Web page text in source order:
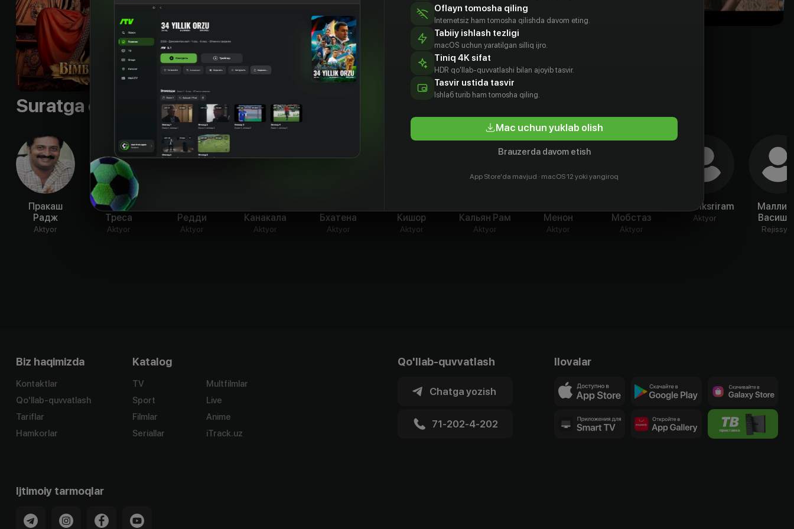
Sifati: HD
Suratga olish guruhi
Пракаш
Радж
Aktyor
Катрин
Треса
Aktyor
Редди
Aktyor
Канакала
Aktyor
Бхатена
Aktyor
Кишор
Aktyor
Кальян Рам
Aktyor
Менон
Aktyor
Мобстаз
Aktyor
Sathviksriram
Aktyor
Rejissyor
Biz haqimizda
Kontaktlar
Qo'llab-quvvatlash
Tariflar
Hamkorlar
Katalog
TV
Sport
Filmlar
Seriallar
Multfilmlar
Live
Anime
iTrack.uz
Qo'llab-quvvatlash
Chatga yozish
71-202-4-202
Ilovalar
Ijtimoiy tarmoqlar
Oflayn tomosha qiling
Internetsiz ham tomosha qilishda davom eting.
Tabiiy ishlash tezligi
macOS uchun yaratilgan silliq ijro.
Tiniq 4K sifat
HDR qo'llab-quvvatlashi bilan ajoyib tasvir.
Tasvir ustida tasvir
Ishlаб turib ham tomosha qiling.
Mac uchun yuklab olish
Brauzerda davom etish
App Store'da mavjud · macOS 12 yoki yangiroq